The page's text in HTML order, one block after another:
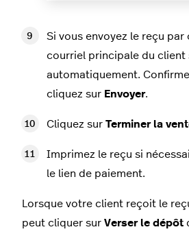
Si vous envoyez le reçu par
courriel principale du client
automatiquement.
cliquez sur Envoyer.
Cliquez sur Terminer la
Imprimez le reçu si
le lien de paiement.
Lorsque votre client reçoit le
peut cliquer sur Verser le dépôt